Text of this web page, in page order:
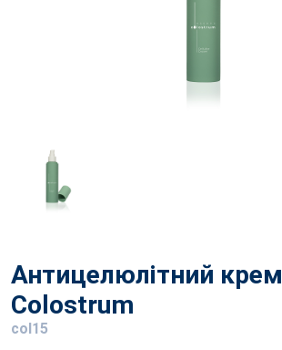
Антицелюлітний крем
Colostrum
col15